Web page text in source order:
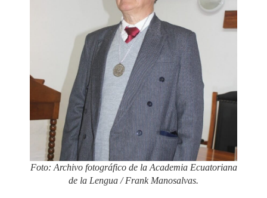
Foto: Archivo fotográfico de la Academia Ecuatoriana
de la Lengua / Frank Manosalvas.